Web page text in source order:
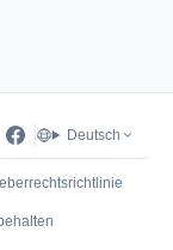
Deutsch
Tab)